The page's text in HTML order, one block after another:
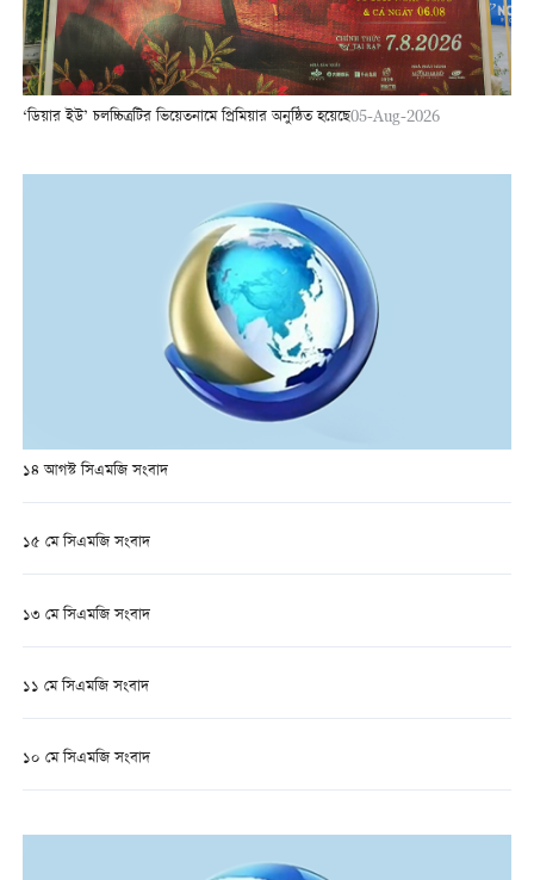
‘ডিয়ার ইউ’ চলচ্চিত্রটির ভিয়েতনামে প্রিমিয়ার অনুষ্ঠিত হয়েছে05-Aug-2026
১৪ আগস্ট সিএমজি সংবাদ
১৫ মে সিএমজি সংবাদ
১৩ মে সিএমজি সংবাদ
১১ মে সিএমজি সংবাদ
১০ মে সিএমজি সংবাদ